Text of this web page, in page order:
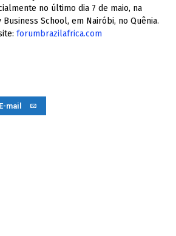
no último dia 7 de maio, na
School, em Nairóbi, no Quênia.
forumbrazilafrica.com
E-mail